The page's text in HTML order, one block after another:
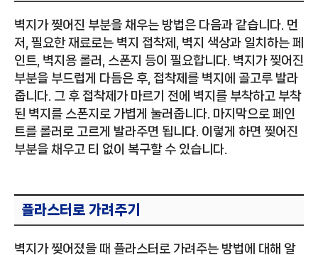
벽지가 찢어진 부분을 채우는 방법은 다음과 같습니다. 먼
저, 필요한 재료로는 벽지 접착제, 벽지 색상과 일치하는 페
인트, 벽지용 롤러, 스폰지 등이 필요합니다. 벽지가 찢어진
부분을 부드럽게 다듬은 후, 접착제를 벽지에 골고루 발라
줍니다. 그 후 접착제가 마르기 전에 벽지를 부착하고 부착
된 벽지를 스폰지로 가볍게 눌러줍니다. 마지막으로 페인
트를 롤러로 고르게 발라주면 됩니다. 이렇게 하면 찢어진
부분을 채우고 티 없이 복구할 수 있습니다.
플라스터로 가려주기
벽지가 찢어졌을 때 플라스터로 가려주는 방법에 대해 알